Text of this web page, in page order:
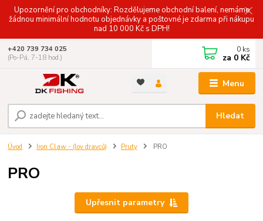
Upozornění pro obchodníky: Rozdělujeme obchodní balení, nemáme
žádnou minimální hodnotu objednávky a poštovné je zdarma při nákupu
nad 10 000 Kč s DPH!
Menu
Hledat
+420 739 734 025
(Po-Pá, 7-18 hod.)
0 ks
za 0 Kč
Úvod Iron Claw - (lov dravců) Pruty PRO
PRO
Upřesnit parametry